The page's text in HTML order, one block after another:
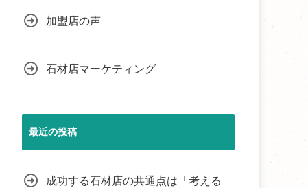
加盟店の声
石材店マーケティング
最近の投稿
成功する石材店の共通点は「考える